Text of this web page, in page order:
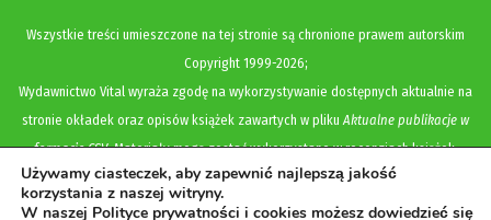
Wszystkie treści umieszczone na tej stronie są chronione prawem autorskim
Copyright1999-2026;
Wydawnictwo Vital wyraża zgodę na wykorzystywanie dostępnych aktualnie na
stronie okładek oraz opisów książek zawartych w plikuAktualne publikacje w
formacie CSV. Materiały mogą zostać wykorzystane w recenzjach książek,
katalogach internetowych, bibliotecznych (OPAC) oraz materiałach promujących
legalną dystrybucję książek. Usunięcie materiału z ww. strony internetowej,
Używamy ciasteczek, aby zapewnić najlepszą jakość
korzystania z naszej witryny.
W naszej Polityce prywatności i cookies możesz dowiedzieć się